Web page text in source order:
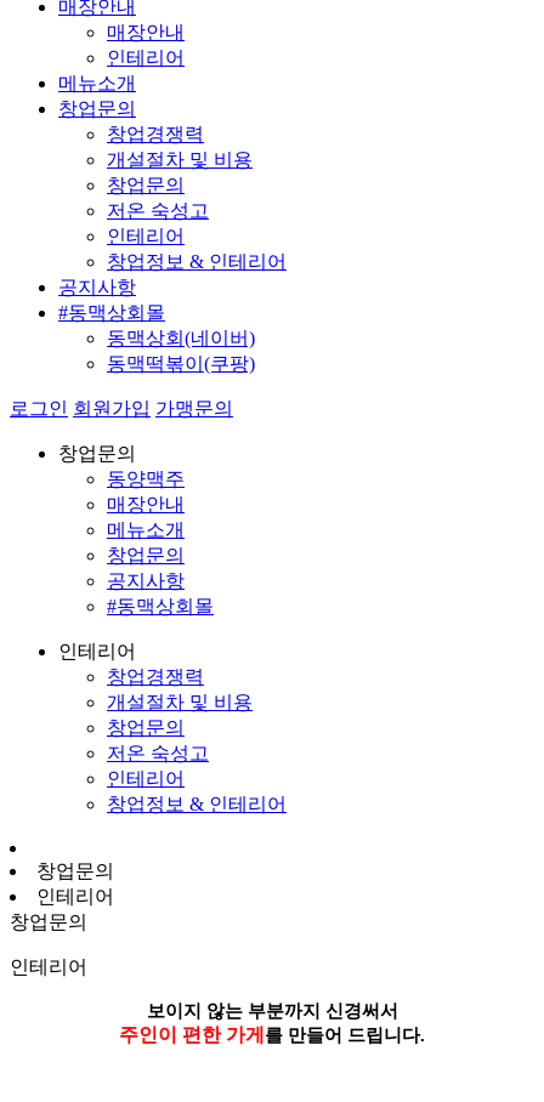
매장안내
매장안내
인테리어
메뉴소개
창업문의
창업경쟁력
개설절차 및 비용
창업문의
저온 숙성고
인테리어
창업정보 & 인테리어
공지사항
#동맥상회몰
동맥상회(네이버)
동맥떡볶이(쿠팡)
로그인 회원가입 가맹문의
창업문의
동양맥주
매장안내
메뉴소개
창업문의
공지사항
#동맥상회몰
인테리어
창업경쟁력
개설절차 및 비용
창업문의
저온 숙성고
인테리어
창업정보 & 인테리어
창업문의
인테리어
창업문의
인테리어
보이지 않는 부분까지 신경써서
주인이 편한 가게 를 만들어 드립니다.